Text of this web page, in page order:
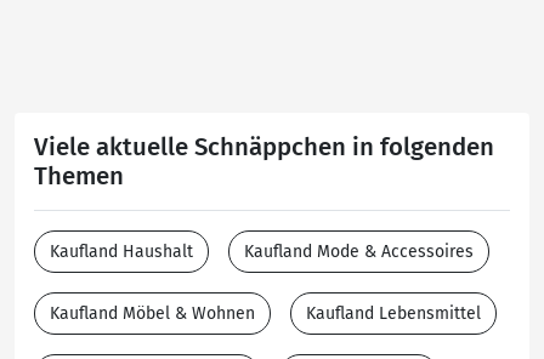
Viele aktuelle Schnäppchen in folgenden
Themen
Kaufland Haushalt Kaufland Mode & Accessoires
Kaufland Möbel & Wohnen Kaufland Lebensmittel